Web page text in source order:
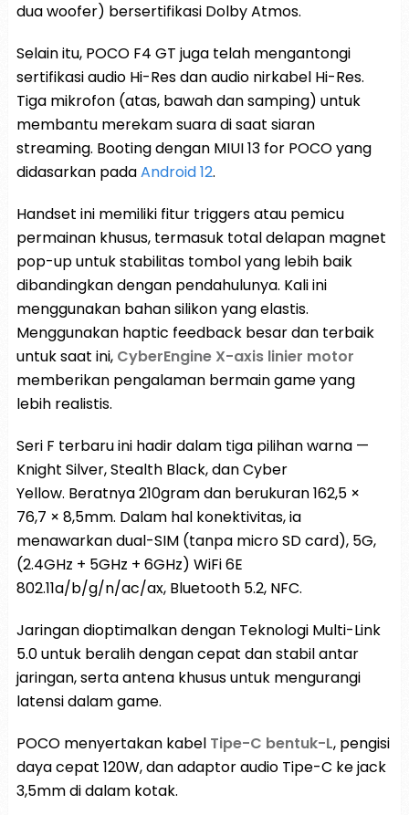
dua woofer) bersertifikasi Dolby Atmos.
Selain itu, POCO F4 GT juga telah mengantongi
sertifikasi audio Hi-Res dan audio nirkabel Hi-Res.
Tiga mikrofon (atas, bawah dan samping) untuk
membantu merekam suara di saat siaran
streaming. Booting dengan MIUI 13 for POCO yang
didasarkan padaAndroid 12.
Handset ini memiliki fitur triggers atau pemicu
permainan khusus, termasuk total delapan magnet
pop-up untuk stabilitas tombol yang lebih baik
dibandingkan dengan pendahulunya. Kali ini
menggunakan bahan silikon yang elastis.
Menggunakan haptic feedback besar dan terbaik
untuk saat ini, CyberEngine X-axis linier motor
memberikan pengalaman bermain game yang
lebih realistis.
Seri F terbaru ini hadir dalam tiga pilihan warna —
Knight Silver, Stealth Black, dan Cyber ​​
Yellow. Beratnya 210gram dan berukuran 162,5 ×
76,7 × 8,5mm. Dalam hal konektivitas, ia
menawarkan dual-SIM (tanpa micro SD card), 5G,
(2.4GHz + 5GHz + 6GHz) WiFi 6E
802.11a/b/g/n/ac/ax, Bluetooth 5.2, NFC.
Jaringan dioptimalkan dengan Teknologi Multi-Link
5.0 untuk beralih dengan cepat dan stabil antar
jaringan, serta antena khusus untuk mengurangi
latensi dalam game.
POCO menyertakan kabel Tipe-C bentuk-L, pengisi
daya cepat 120W, dan adaptor audio Tipe-C ke jack
3,5mm di dalam kotak.